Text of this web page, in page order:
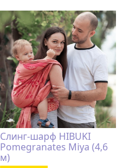
Слинг-шарф HIBUKI
Pomegranates Miya (4,6
м)